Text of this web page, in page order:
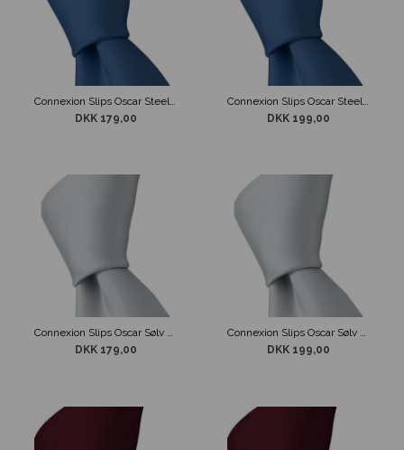
DKK 179,00
DKK 199,00
Connexion Slips Oscar Sølv grå 5cm
DKK 179,00
Connexion Slips Oscar Sølv grå 7cm
DKK 199,00